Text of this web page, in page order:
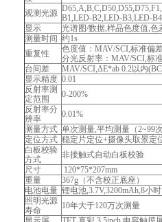
观测光源 B1,LED-B2,LED-B3,LED-
显示
光谱图/数据,样品色度值,
测量时间 约1s
重复性
色度值：MAV/SCI,标准偏
分光反射率：MAV/SCI,标
台间差
MAV/SCI,ΔE*ab 0.2以内
显示精度 0.01
反射率测
定范围
0-200%
反射率分
辨率
0.01%
测量方式 单次测量,平均测量（2~99
定位方式 稳定片定位+摄像头取景定
白板校验
方式
非接触式自动白板校验
尺寸
120*75*207mm
重量
367g（不含校正底座）
电池电量 锂电池,3.7V,3200mAh,8小
照明光源
寿命
10年大于120万次测量